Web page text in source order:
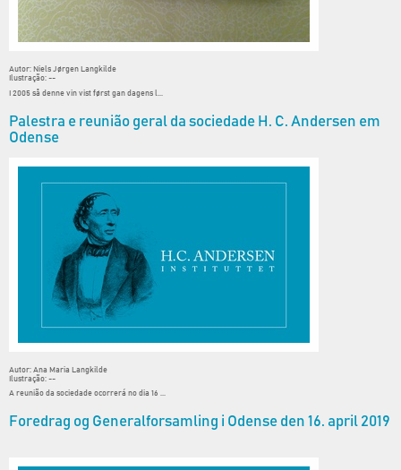
Autor: Niels Jørgen Langkilde
Ilustração: --
I 2005 så denne vin vist først gan dagens l...
Palestra e reunião geral da sociedade H. C. Andersen em
Odense
Autor: Ana Maria Langkilde
Ilustração: --
A reunião da sociedade ocorrerá no dia 16 ...
Foredrag og Generalforsamling i Odense den 16. april 2019